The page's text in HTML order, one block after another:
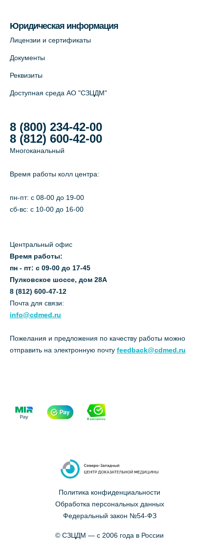
Юридическая информация
Лицензии и сертификаты
Документы
Реквизиты
Доступная среда АО "СЗЦДМ"
8 (800) 234-42-00
8 (812) 600-42-00
Многоканальный
Время работы колл центра:
пн-пт: c 08-00 до 19-00
сб-вс: с 10-00 до 16-00
Центральный офис
Время работы:
пн - пт: с 09-00 до 17-45
Пулковское шоссе, дом 28А
8 (812) 600-47-12
Почта для связи:
info@cdmed.ru
Пожелания и предложения по качеству работы можно
отправить на электронную почту feedback@cdmed.ru
Политика конфиденциальности
Обработка персональных данных
Федеральный закон №54-ФЗ
© СЗЦДМ — с 2006 года в России